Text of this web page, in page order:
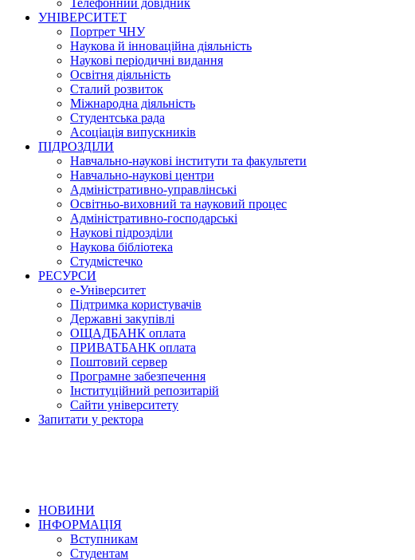
Телефонний довідник
УНІВЕРСИТЕТ
Портрет ЧНУ
Наукова й інноваційна діяльність
Наукові періодичні видання
Освітня діяльність
Сталий розвиток
Міжнародна діяльність
Студентська рада
Асоціація випускників
ПІДРОЗДІЛИ
Навчально-наукові інститути та факультети
Навчально-наукові центри
Адміністративно-управлінські
Освітньо-виховний та науковий процес
Адміністративно-господарські
Наукові підрозділи
Наукова бібліотека
Студмістечко
РЕСУРСИ
е-Університет
Підтримка користувачів
Державні закупівлі
ОЩАДБАНК оплата
ПРИВАТБАНК оплата
Поштовий сервер
Програмне забезпечення
Інституційний репозитарій
Сайти університету
Запитати у ректора
НОВИНИ
ІНФОРМАЦІЯ
Вступникам
Студентам